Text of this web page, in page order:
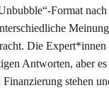
Format
Die
Antworten, aber
stehen